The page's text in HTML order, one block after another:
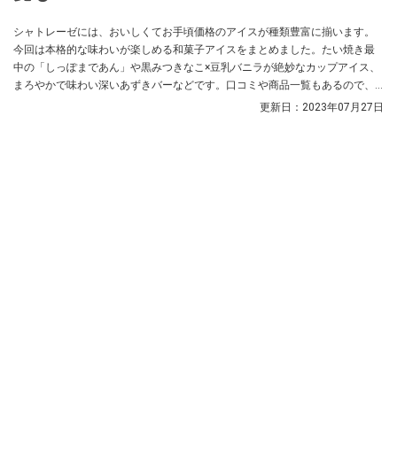
シャトレーゼには、おいしくてお手頃価格のアイスが種類豊富に揃います。
今回は本格的な味わいが楽しめる和菓子アイスをまとめました。たい焼き最
中の「しっぽまであん」や黒みつきなこ×豆乳バニラが絶妙なカップアイス、
まろやかで味わい深いあずきバーなどです。口コミや商品一覧もあるので、
更新日： 2023年07月27日